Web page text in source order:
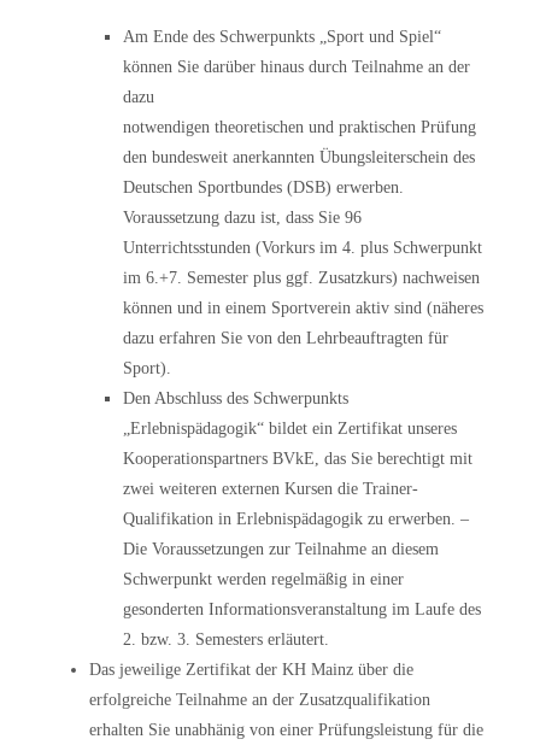
Am Ende des Schwerpunkts „Sport und Spiel“
können Sie darüber hinaus durch Teilnahme an der
dazu
notwendigen theoretischen und praktischen Prüfung
den bundesweit anerkannten Übungsleiterschein des
Deutschen Sportbundes (DSB) erwerben.
Voraussetzung dazu ist, dass Sie 96
Unterrichtsstunden (Vorkurs im 4. plus Schwerpunkt
im 6.+7. Semester plus ggf. Zusatzkurs) nachweisen
können und in einem Sportverein aktiv sind (näheres
dazu erfahren Sie von den Lehrbeauftragten für
Sport).
Den Abschluss des Schwerpunkts
„Erlebnispädagogik“ bildet ein Zertifikat unseres
Kooperationspartners BVkE, das Sie berechtigt mit
zwei weiteren externen Kursen die Trainer-
Qualifikation in Erlebnispädagogik zu erwerben. –
Die Voraussetzungen zur Teilnahme an diesem
Schwerpunkt werden regelmäßig in einer
gesonderten Informationsveranstaltung im Laufe des
2. bzw. 3. Semesters erläutert.
Das jeweilige Zertifikat der KH Mainz über die
erfolgreiche Teilnahme an der Zusatzqualifikation
erhalten Sie unabhänig von einer Prüfungsleistung für die